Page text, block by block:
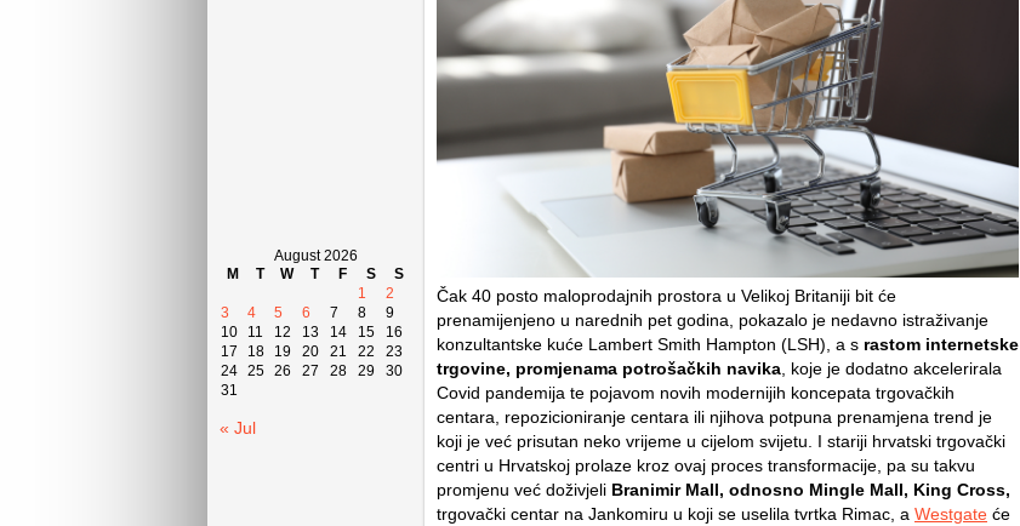
August 2026
M
T W T F S
S
1
2
3
4 5 6 7 8
9
10
11 12 13 14 15
16
17
18 19 20 21 22
23
24 25 26 27 28 29
30
31
« Jul
Čak 40 posto maloprodajnih prostora u Velikoj Britaniji bit će
prenamijenjeno u narednih pet godina, pokazalo je nedavno istraživanje
konzultantske kuće Lambert Smith Hampton (LSH), a s rastom internetske
trgovine, promjenama potrošačkih navika , koje je dodatno akcelerirala
Covid pandemija te pojavom novih modernijih koncepata trgovačkih
centara, repozicioniranje centara ili njihova potpuna prenamjena trend je
koji je već prisutan neko vrijeme u cijelom svijetu. I stariji hrvatski trgovački
centri u Hrvatskoj prolaze kroz ovaj proces transformacije, pa su takvu
promjenu već doživjeli Branimir Mall, odnosno Mingle Mall, King Cross,
trgovački centar na Jankomiru u koji se uselila tvrtka Rimac, a Westgate će